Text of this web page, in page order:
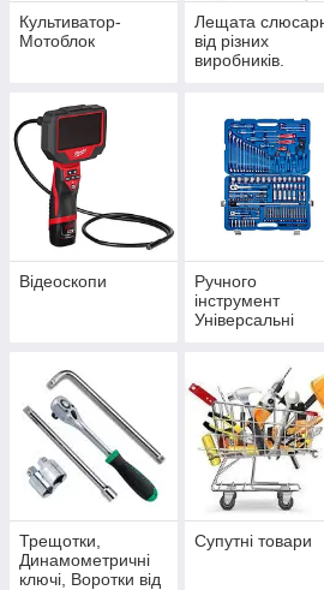
Культиватор-
Мотоблок
Лещата
від різних
виробників.
Відеоскопи
Ручного
інструмент
Універсальні
Трещотки,
Динамометричні
ключі, Воротки від
Супутні товари